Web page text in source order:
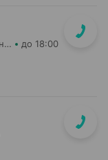
Медпростор Пролайф ООО Салон медтехники и ортопедии №52 до 18:00